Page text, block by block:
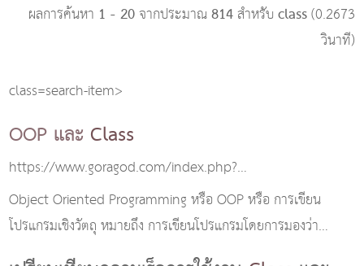
ผลการค้นหา 1 - 20จากประมาณ814สำหรับclass(0.2673
วินาที)
class=search-item>
OOP และ Class
https://www.goragod.com/index.php?
module=knowledge&id=498
Object Oriented Programming หรือ OOP หรือ การเขียน
โปรแกรมเชิงวัตถุ หมายถึง การเขียนโปรแกรมโดยการมองว่า
โปรแกรม ใดๆ เป็นวัตถุชนิดหนึ่ง